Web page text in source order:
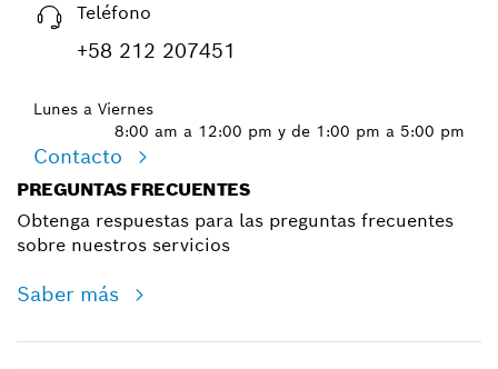
Teléfono
+58 212 207451
Lunes a Viernes
8:00 am a 12:00 pm y de 1:00 pm a 5:00 pm
Contacto
PREGUNTAS FRECUENTES
Obtenga respuestas para las preguntas frecuentes
sobre nuestros servicios
Saber más